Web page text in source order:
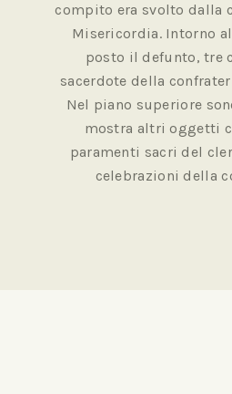
compito era svolto dalla
Misericordia. Intorno
posto il defunto, tre
sacerdote della
Nel piano superiore
mostra altri oggetti
paramenti sacri del
celebrazioni della